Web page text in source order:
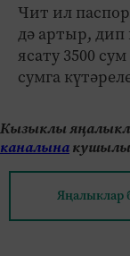
Чит ил
дә артыр, дип
ясату 3500
сумга
Кызыклы
каналына
Яңалыклар